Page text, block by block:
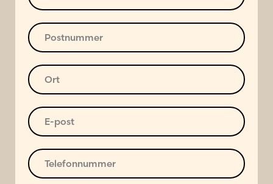
u
a
r
e
s
*
P
o
t
n
m
m
r
*
O
r
*
E
-
o
s
T
e